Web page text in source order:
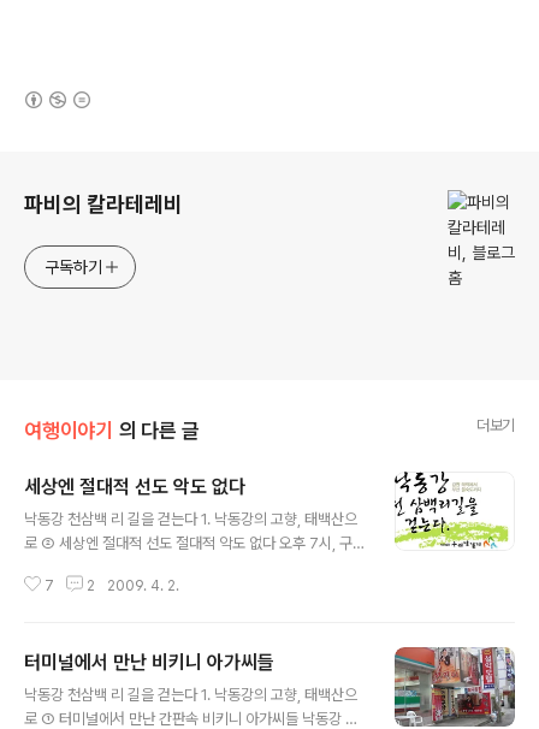
파비의 칼라테레비
구독하기
여행이야기 의 다른 글 더보기
세상엔 절대적 선도 악도 없다
낙동강 천삼백 리 길을 걷는다 1. 낙동강의 고향, 태백산으
로 ② 세상엔 절대적 선도 절대적 악도 없다 오후 7시, 구미
로부터 전화가 왔다. 3분 안에 도착할 테니 터미널 옆 주유
다. 낙동강의 발원지 태백산으로 가는 것이다. 초석님은 회
원이다. 내일은 근무를 해야 하는 날이지만 치과의원 문도
닫고 오는 중이라고 했다. 대화를 통해 그가 신정일 선생의
7 2 2009. 4. 2.
터미널에서 만난 비키니 아가씨들
낙동강 천삼백 리 길을 걷는다 1. 낙동강의 고향, 태백산으
로 ① 터미널에서 만난 간판속 비키니 아가씨들 낙동강 천